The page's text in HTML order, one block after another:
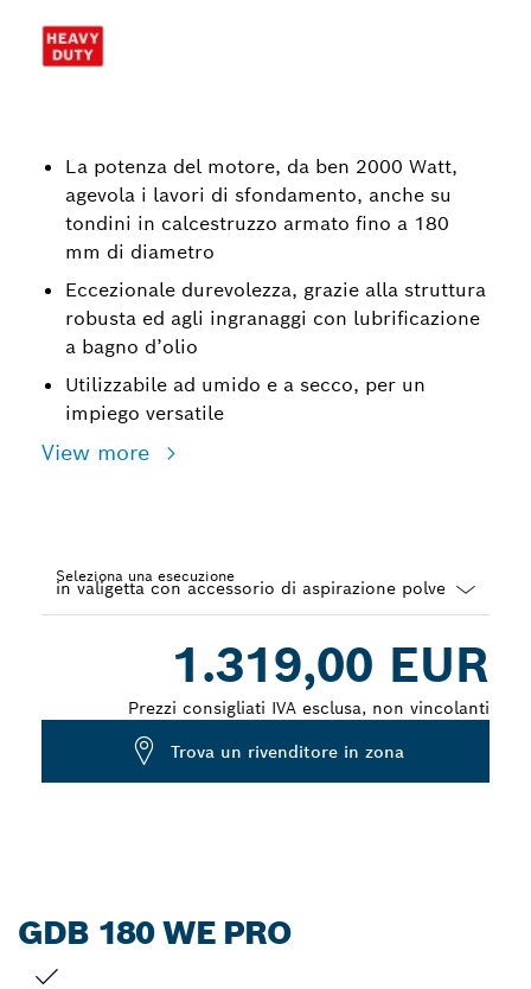
La potenza del motore, da ben 2000 Watt,
agevola i lavori di sfondamento, anche su
tondini in calcestruzzo armato fino a 180
mm di diametro
Eccezionale durevolezza, grazie alla struttura
robusta ed agli ingranaggi con lubrificazione
a bagno d’olio
Utilizzabile ad umido e a secco, per un
impiego versatile
View more
Seleziona una esecuzione
1.319,00 EUR
Prezzi consigliati IVA esclusa, non vincolanti
Trova un rivenditore in zona
GDB 180 WE PRO